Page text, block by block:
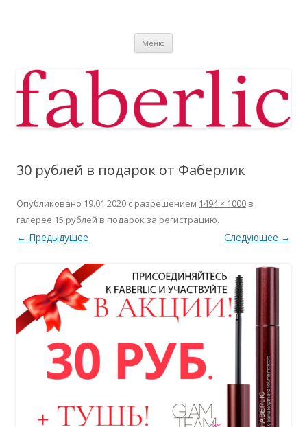
Меню
30 рублей в подарок от Фаберлик
Опубликовано 19.01.2020 с разрешением 1494 × 1000 в
галерее 15 рублей в подарок за регистрацию.
← Предыдущее Следующее →